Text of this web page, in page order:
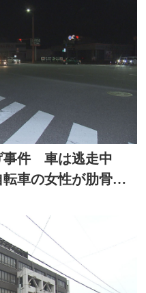
事件 車は逃走中
車の女性が肋骨を